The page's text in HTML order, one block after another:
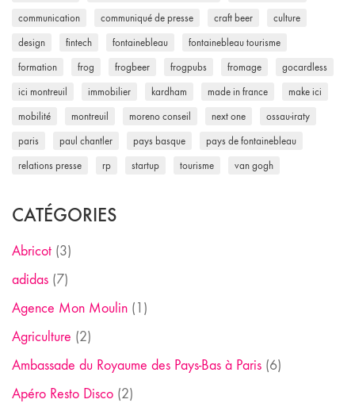
communication communiqué de presse craft beer culture
design fintech fontainebleau fontainebleau tourisme
formation frog frogbeer frogpubs fromage gocardless
ici montreuil immobilier kardham made in france make ici
mobilité montreuil moreno conseil next one ossau-iraty
paris paul chantler pays basque pays de fontainebleau
relations presse rp startup tourisme van gogh
CATÉGORIES
Abricot (3)
adidas (7)
Agence Mon Moulin (1)
Agriculture (2)
Ambassade du Royaume des Pays-Bas à Paris (6)
Apéro Resto Disco (2)